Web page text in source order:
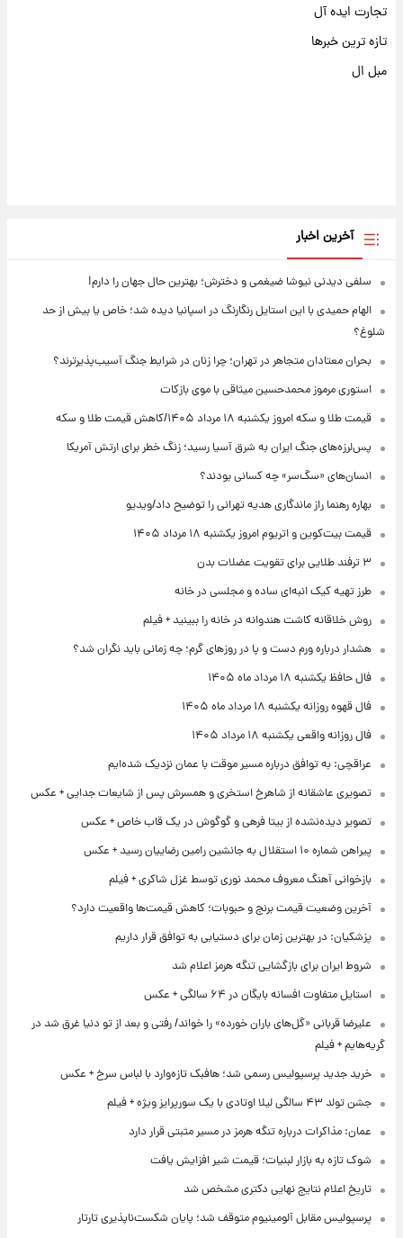
تجارت ایده آل
تازه ترین خبرها
مبل ال
آخرین اخبار
سلفی دیدنی نیوشا ضیغمی و دخترش؛ بهترین حال جهان را دارم!
الهام حمیدی با این استایل رنگارنگ در اسپانیا دیده شد؛ خاص یا بیش از حد
شلوغ؟
بحران معتادان متجاهر در تهران؛ چرا زنان در شرایط جنگ آسیب‌پذیرترند؟
استوری مرموز محمدحسین میثاقی با موی بازکات
قیمت طلا و سکه امروز یکشنبه ۱۸ مرداد ۱۴۰۵/کاهش قیمت طلا و سکه
پس‌لرزه‌های جنگ ایران به شرق آسیا رسید؛ زنگ خطر برای ارتش آمریکا
انسان‌های «سگ‌سر» چه کسانی بودند؟
بهاره رهنما راز ماندگاری هدیه تهرانی را توضیح داد/ویدیو
قیمت بیت‌کوین و اتریوم امروز یکشنبه ۱۸ مرداد ۱۴۰۵
۳ ترفند طلایی برای تقویت عضلات بدن
طرز تهیه کیک انبه‌ای ساده و مجلسی در خانه
روش خلاقانه کاشت هندوانه در خانه را ببینید + فیلم
هشدار درباره ورم دست و پا در روزهای گرم؛ چه زمانی باید نگران شد؟
فال حافظ یکشنبه ۱۸ مرداد ماه ۱۴۰۵
فال قهوه روزانه یکشنبه ۱۸ مرداد ماه ۱۴۰۵
فال روزانه واقعی یکشنبه ۱۸ مرداد ۱۴۰۵
عراقچی: به توافق درباره مسیر موقت با عمان نزدیک شده‌ایم
تصویری عاشقانه از شاهرخ استخری و همسرش پس از شایعات جدایی + عکس
تصویر دیده‌نشده از بیتا فرهی و گوگوش در یک قاب خاص + عکس
پیراهن شماره ۱۰ استقلال به جانشین رامین رضاییان رسید + عکس
بازخوانی آهنگ معروف محمد نوری توسط غزل شاکری + فیلم
آخرین وضعیت قیمت برنج و حبوبات؛ کاهش قیمت‌ها واقعیت دارد؟
پزشکیان: در بهترین زمان برای دستیابی به توافق قرار داریم
شروط ایران برای بازگشایی تنگه هرمز اعلام شد
استایل متفاوت افسانه بایگان در ۶۴ سالگی + عکس
علیرضا قربانی «گل‌های باران خورده» را خواند/ رفتی و بعد از تو دنیا غرق شد در
گریه‌هایم + فیلم
خرید جدید پرسپولیس رسمی شد؛ هافبک تازه‌وارد با لباس سرخ + عکس
جشن تولد ۴۳ سالگی لیلا اوتادی با یک سورپرایز ویژه + فیلم
عمان: مذاکرات درباره تنگه هرمز در مسیر مثبتی قرار دارد
شوک تازه به بازار لبنیات؛ قیمت شیر افزایش یافت
تاریخ اعلام نتایج نهایی دکتری مشخص شد
پرسپولیس مقابل آلومینیوم متوقف شد؛ پایان شکست‌ناپذیری تارتار